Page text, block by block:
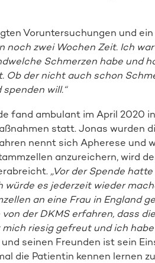
Voruntersuchungen und
noch zwei Wochen Zeit. Ich
Schmerzen habe und
Ob der nicht auch schon
will.“
fand ambulant im April 2020
statt. Jonas wurden
nennt sich Apherese und
anzureichern, wird
„Vor der Spende
es jederzeit wieder
an eine Frau in England
der DKMS erfahren, dass
riesig gefreut und ich
seinen Freunden ist sein
die Patientin kennen lernen